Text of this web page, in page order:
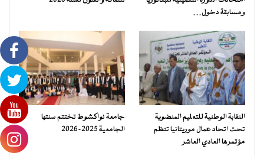
ومسابقة دخول…
النقابة الوطنية للتعليم المنضوية
تحت اتحاد عمال موريتانيا تنظم
مؤتمرها العادي العاشر
جامعة نواكشوط تختتم سنتها
الجامعية 2025-2026